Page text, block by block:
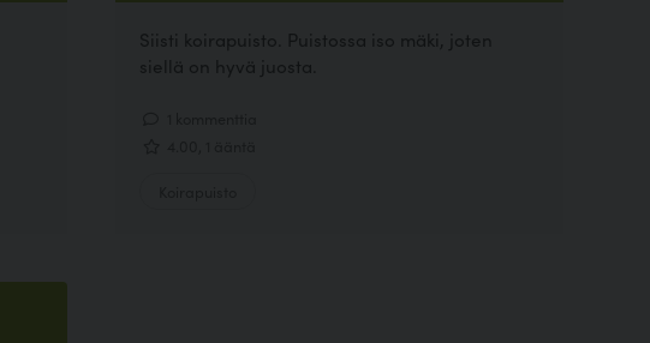
Siisti koirapuisto. Puistossa iso mäki, joten
siellä on hyvä juosta.